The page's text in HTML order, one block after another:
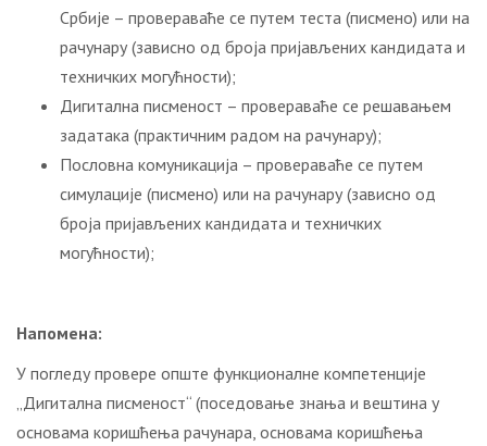
Србије – провераваће се путем теста (писмено) или на
рачунару (зависно од броја пријављених кандидата и
техничких могућности);
Дигитална писменост – провераваће се решавањем
задатака (практичним радом на рачунару);
Пословна комуникација – провераваће се путем
симулације (писмено) или на рачунару (зависно од
броја пријављених кандидата и техничких
могућности);
Напомена:
У погледу провере опште функционалне компетенције
„Дигитална писменост“ (поседовање знања и вештина у
основама коришћења рачунара, основама коришћења